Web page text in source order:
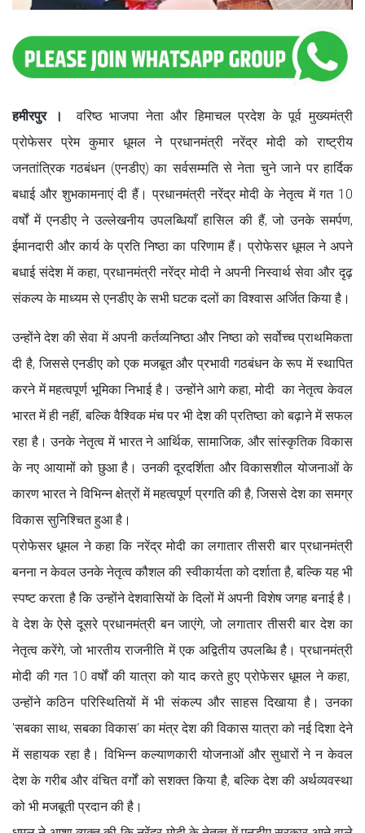
हमीरपुर ।
वरिष्ठ भाजपा नेता और हिमाचल प्रदेश के पूर्व मुख्यमंत्री
प्रोफेसर प्रेम कुमार धूमल ने प्रधानमंत्री नरेंद्र मोदी को राष्ट्रीय
जनतांत्रिक गठबंधन (एनडीए) का सर्वसम्मति से नेता चुने जाने पर हार्दिक
बधाई और शुभकामनाएं दी हैं। प्रधानमंत्री नरेंद्र मोदी के नेतृत्व में गत 10
वर्षों में एनडीए ने उल्लेखनीय उपलब्धियाँ हासिल की हैं, जो उनके समर्पण,
ईमानदारी और कार्य के प्रति निष्ठा का परिणाम हैं। प्रोफेसर धूमल ने अपने
बधाई संदेश में कहा, प्रधानमंत्री नरेंद्र मोदी ने अपनी निस्वार्थ सेवा और दृढ़
संकल्प के माध्यम से एनडीए के सभी घटक दलों का विश्वास अर्जित किया है।
उन्होंने देश की सेवा में अपनी कर्तव्यनिष्ठा और निष्ठा को सर्वोच्च प्राथमिकता
दी है, जिससे एनडीए को एक मजबूत और प्रभावी गठबंधन के रूप में स्थापित
करने में महत्वपूर्ण भूमिका निभाई है। उन्होंने आगे कहा, मोदी का नेतृत्व केवल
भारत में ही नहीं, बल्कि वैश्विक मंच पर भी देश की प्रतिष्ठा को बढ़ाने में सफल
रहा है। उनके नेतृत्व में भारत ने आर्थिक, सामाजिक, और सांस्कृतिक विकास
के नए आयामों को छुआ है। उनकी दूरदर्शिता और विकासशील योजनाओं के
कारण भारत ने विभिन्न क्षेत्रों में महत्वपूर्ण प्रगति की है, जिससे देश का समग्र
विकास सुनिश्चित हुआ है।
प्रोफेसर धूमल ने कहा कि नरेंद्र मोदी का लगातार तीसरी बार प्रधानमंत्री
बनना न केवल उनके नेतृत्व कौशल की स्वीकार्यता को दर्शाता है, बल्कि यह भी
स्पष्ट करता है कि उन्होंने देशवासियों के दिलों में अपनी विशेष जगह बनाई है।
वे देश के ऐसे दूसरे प्रधानमंत्री बन जाएंगे, जो लगातार तीसरी बार देश का
नेतृत्व करेंगे, जो भारतीय राजनीति में एक अद्वितीय उपलब्धि है। प्रधानमंत्री
मोदी की गत 10 वर्षों की यात्रा को याद करते हुए प्रोफेसर धूमल ने कहा,
उन्होंने कठिन परिस्थितियों में भी संकल्प और साहस दिखाया है। उनका
'सबका साथ, सबका विकास' का मंत्र देश की विकास यात्रा को नई दिशा देने
में सहायक रहा है। विभिन्न कल्याणकारी योजनाओं और सुधारों ने न केवल
देश के गरीब और वंचित वर्गों को सशक्त किया है, बल्कि देश की अर्थव्यवस्था
को भी मजबूती प्रदान की है।